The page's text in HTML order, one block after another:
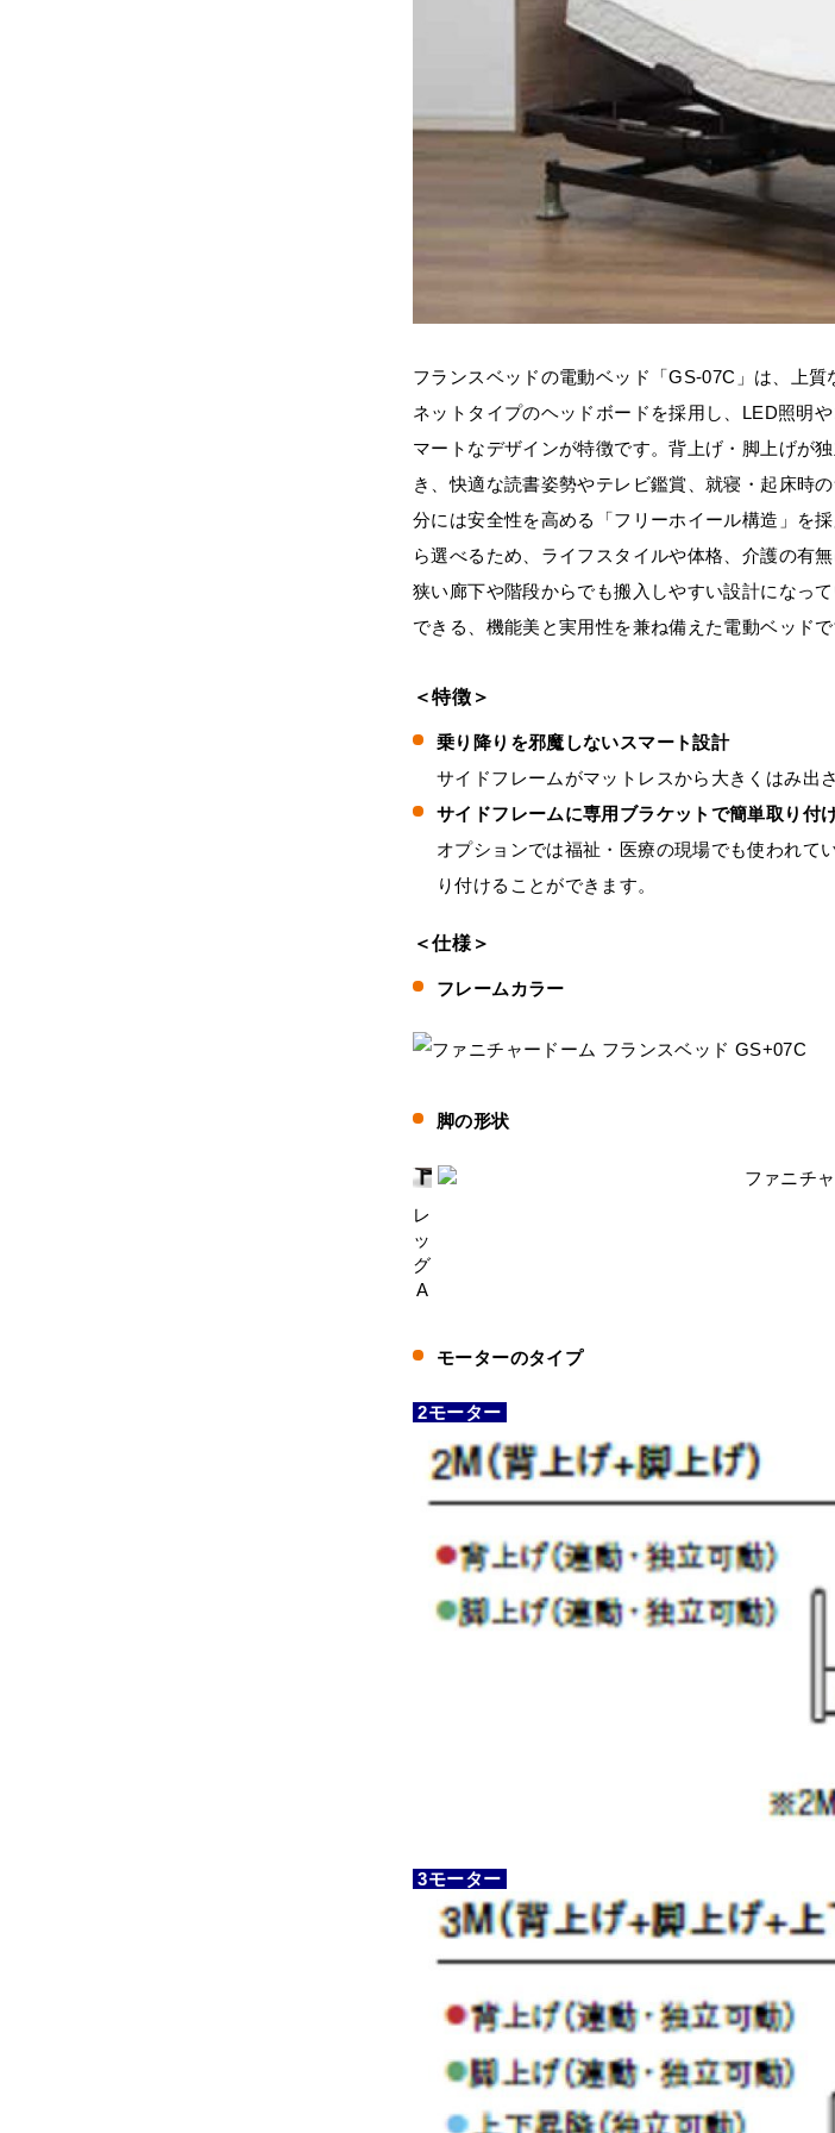
フランスベッドの電動ベッド「GS-07C」は、上
ネットタイプのヘッドボードを採用し、LED照明
マートなデザインが特徴です。背上げ・脚上げが
き、快適な読書姿勢やテレビ鑑賞、就寝・起床時
分には安全性を高める「フリーホイール構造」を
ら選べるため、ライフスタイルや体格、介護の有
狭い廊下や階段からでも搬入しやすい設計になっ
できる、機能美と実用性を兼ね備えた電動ベッドで
＜特徴＞
乗り降りを邪魔しないスマート設計
サイドフレームがマットレスから大きくはみ出
サイドフレームに専用ブラケットで簡単取り付
オプションでは福祉・医療の現場でも使われて
り付けることができます。
＜仕様＞
フレームカラー
脚の形状
レ
ッ
グ
A
モーターのタイプ
2モーター
3モーター